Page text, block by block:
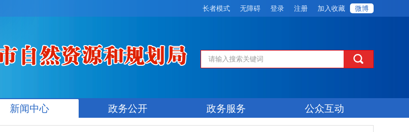
长者模式 无障碍 登录 注册 加入收藏 微博
新闻中心 政务公开 政务服务 公众互动